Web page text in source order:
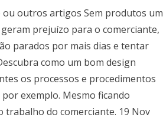
ou outros artigos Sem produtos um
prejuízo para o comerciante,
parados por mais dias e tentar
como um bom design
os processos e procedimentos
exemplo. Mesmo ficando
trabalho do comerciante. 19 Nov